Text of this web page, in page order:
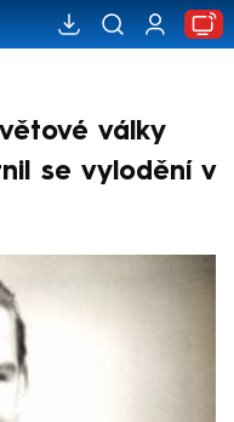
války
se vylodění v